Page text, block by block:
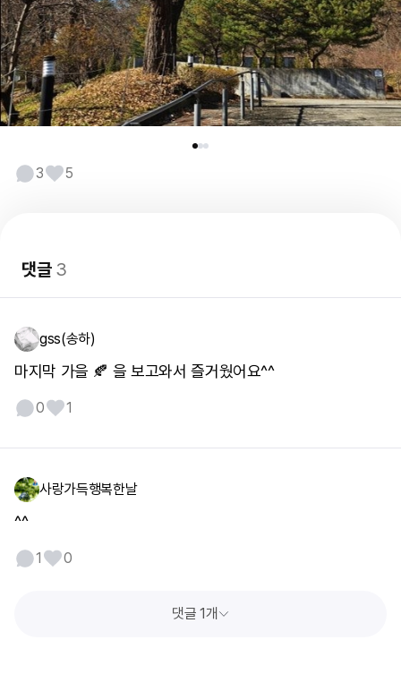
3 5
댓글3
gss(송하)
마지막 가을 🍂 을 보고와서 즐거웠어요^^
0 1
사랑가득행복한날
^^
1 0
댓글 1개